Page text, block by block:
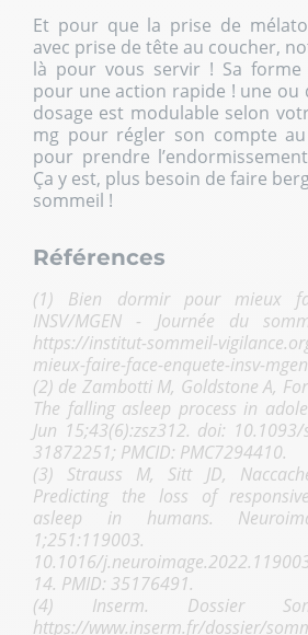
Et pour que la prise de
avec prise de tête au coucher,
là pour vous servir ! Sa forme
pour une action rapide ! une ou
dosage est modulable selon
mg pour régler son compte
pour prendre
Ça y est, plus besoin de faire
sommeil !
Références
(1) Bien dormir pour mieux
INSV/MGEN - Journée du
https://institut-sommeil-
mieux-faire-face-enquete-insv-
(2) de Zambotti M, Goldstone A,
The falling asleep process in
Jun 15;43(6):zsz312. doi: 10.1093/
31872251; PMCID: PMC7294410.
(3) Strauss M, Sitt JD,
Predicting the loss of
asleep in humans.
10.1016/
14. PMID: 35176491.
(4) Inserm. Dossier
https://www.inserm.fr/dossier/